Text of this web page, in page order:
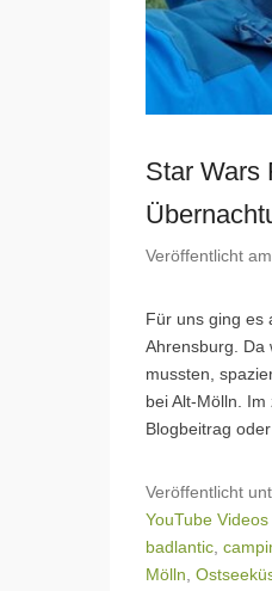
Star Wars
Veröffentlicht am
Für uns ging es
Ahrensburg. Da
mussten,
bei Alt-Mölln.
Blogbeitrag
Veröffentlicht
YouTube Videos
badlantic
Mölln